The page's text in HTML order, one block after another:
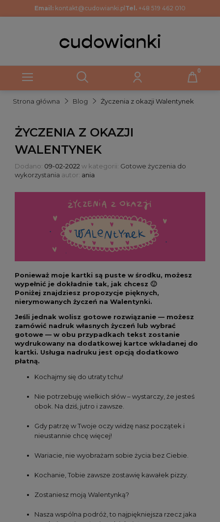
Email: kontakt@cudowianki.pl Tel. +48 519 462 010
Strona główna Blog Życzenia z okazji Walentynek
ŻYCZENIA Z OKAZJI
WALENTYNEK
Dodano: 09-02-2022 w kategorii: Gotowe życzenia do
wykorzystania autor: ania
Ponieważ moje kartki są puste w środku, możesz
wypełnić je dokładnie tak, jak chcesz 🙂
Poniżej znajdziesz propozycje pięknych,
nierymowanych życzeń na Walentynki.
Jeśli jednak wolisz gotowe rozwiązanie — możesz
zamówić nadruk własnych życzeń lub wybrać
gotowe — w obu przypadkach tekst zostanie
wydrukowany na dodatkowej kartce wkładanej do
kartki. Usługa nadruku jest opcją dodatkowo
płatną.
Kochajmy się do utraty tchu!
Nie potrzebuję wielkich słów – wystarczy, że jesteś
obok. Na dziś, jutro i zawsze.
Gdy patrzę w Twoje oczy widzę nasz początek i
nieustannie chcę więcej!
Wariacie, nie wyobrażam sobie życia bez Ciebie.
Kochanie, Tobie zawsze zostawię kawałek pizzy.
Zostaniesz moją Walentynką?
Nasza wspólna podróż, to najpiękniejsza rzecz jaka